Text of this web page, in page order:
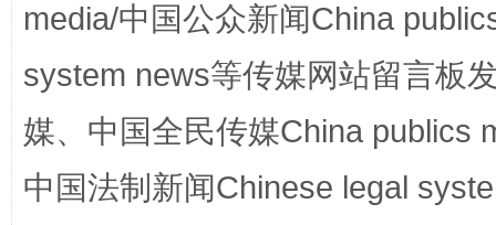
扯下公款旅游的“隐身衣” 如何以
media/中国公众新闻China
system news等传媒网站留言板
媒、中国全民传媒China publics
中国法制新闻Chinese legal